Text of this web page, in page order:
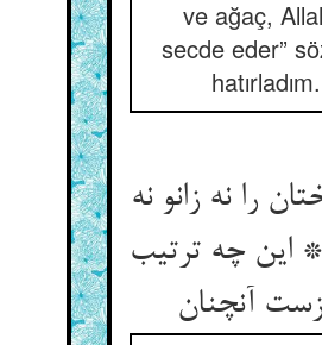
ve ağaç,
secde eder”
hatırladım.
را نه زانو نه
این چه ترتیب
آنچنان